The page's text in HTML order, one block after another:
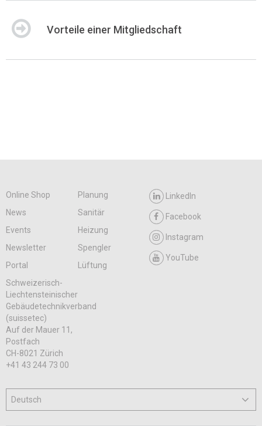
Vorteile einer Mitgliedschaft
Online Shop
Planung
News
Sanitär
Events
Heizung
Newsletter
Spengler
Portal
Lüftung
LinkedIn
Facebook
Instagram
YouTube
Schweizerisch-
Liechtensteinischer
Gebäudetechnikverband
(suissetec)
Auf der Mauer 11,
Postfach
CH-8021 Zürich
+41 43 244 73 00